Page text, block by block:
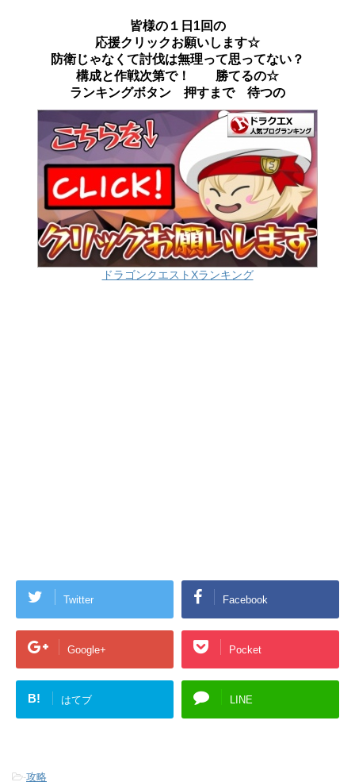
皆様の１日1回の
応援クリックお願いします☆
防衛じゃなくて討伐は無理って思ってない？
構成と作戦次第で！ 勝てるの☆
ランキングボタン 押すまで 待つの
ドラゴンクエストXランキング
Twitter Facebook
Google+ Pocket
B! はてブ LINE
-攻略